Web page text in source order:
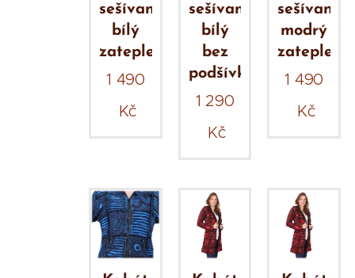
sešívaný
bílý
zateplený
1 490
Kč
sešívaný
bílý
bez
podšívky
1 290
Kč
sešívaný
modrý
zateplený
1 490
Kč